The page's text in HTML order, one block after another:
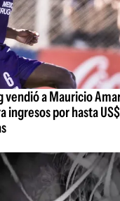
vendió a Mauricio
ingresos por hasta